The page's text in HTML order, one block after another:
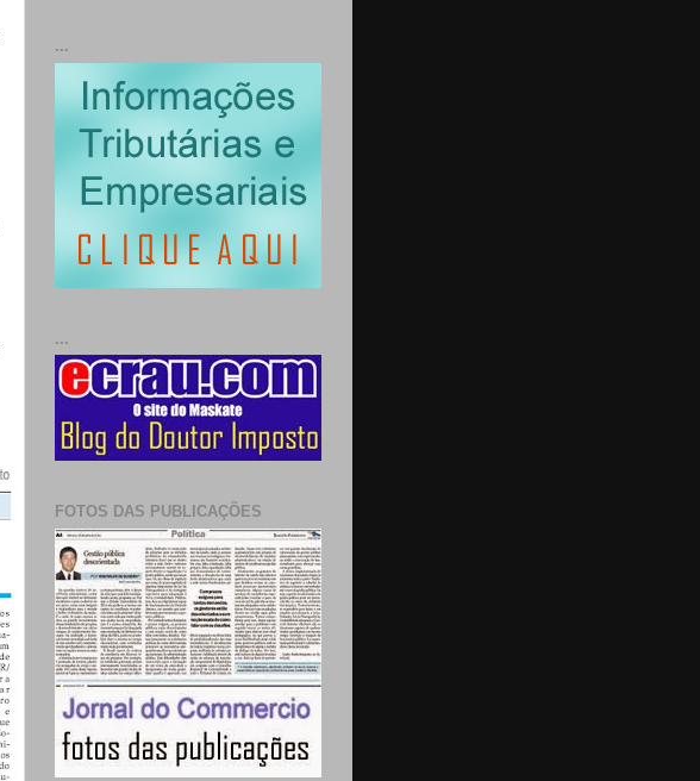
...
...
FOTOS DAS PUBLICAÇÕES